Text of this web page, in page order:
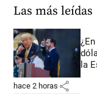
Las más leídas
la
hace 2 horas share